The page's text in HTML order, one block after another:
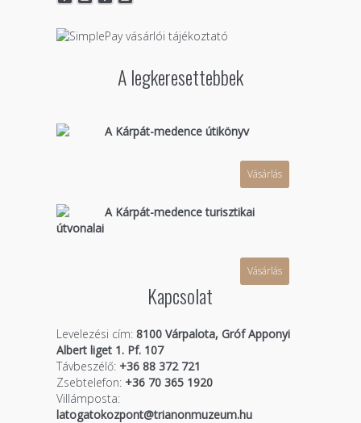
A legkeresettebbek
A Kárpát-medence útikönyv
Vásárlás
A Kárpát-medence turisztikai
útvonalai
Vásárlás
Kapcsolat
Levelezési cím: 8100 Várpalota, Gróf Apponyi
Albert liget 1. Pf. 107
Távbeszélő:+36 88 372 721
Zsebtelefon:+36 70 365 1920
Villámposta:
latogatokozpont@trianonmuzeum.hu